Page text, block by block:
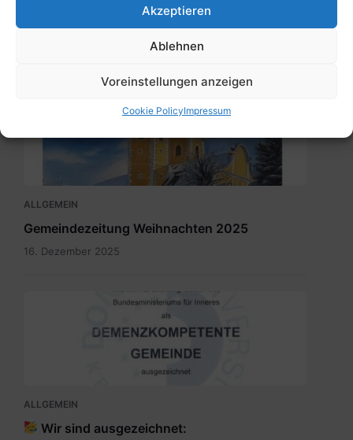
Akzeptieren
Ablehnen
Voreinstellungen anzeigen
Cookie PolicyImpressum
Hinweise zur Verwendung von Pyrotechnik ZU
Silvester
Dezember
ALLGEMEIN
Gemeindezeitung Weihnachten 2025
16. Dezember 2025
SKM_C300i25110709150.jpg
ALLGEMEIN
Wir sind ausgezeichnet: